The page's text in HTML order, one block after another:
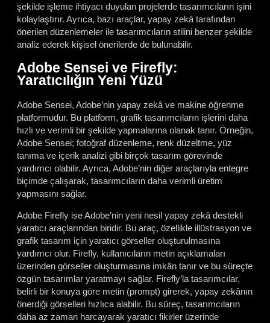
şekilde işleme ihtiyacı duyulan projelerde tasarımcıların işini
kolaylaştırır. Ayrıca, bazı araçlar, yapay zekâ tarafından
önerilen düzenlemeler ile tasarımcıların stilini benzer şekilde
analiz ederek kişisel önerilerde de bulunabilir.
Adobe Sensei ve Firefly:
Yaratıcılığın Yeni Yüzü
Adobe Sensei, Adobe’nin yapay zekâ ve makine öğrenme
platformudur. Bu platform, grafik tasarımcıların işlerini daha
hızlı ve verimli bir şekilde yapmalarına olanak tanır. Örneğin,
Adobe Sensei; fotoğraf düzenleme, renk düzeltme, yüz
tanıma ve içerik analizi gibi birçok tasarım görevinde
yardımcı olabilir. Ayrıca, Adobe’nin diğer araçlarıyla entegre
biçimde çalışarak, tasarımcıların daha verimli üretim
yapmasını sağlar.
Adobe Firefly ise Adobe’nin yeni nesil yapay zekâ destekli
yaratıcı araçlarından biridir. Bu araç, özellikle illüstrasyon ve
grafik tasarım için yaratıcı görseller oluşturulmasına
yardımcı olur. Firefly, kullanıcıların metin açıklamaları
üzerinden görseller oluşturmasına imkân tanır ve bu süreçte
özgün tasarımlar yaratmayı sağlar. Firefly’la tasarımcılar,
belirli bir konuya göre metin (prompt) girerek, yapay zekânın
önerdiği görselleri hızlıca alabilir. Bu süreç, tasarımcıların
daha az zaman harcayarak yaratıcı fikirler üzerinde